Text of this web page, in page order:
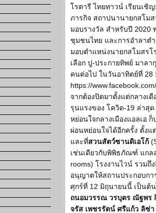
โรตารี ไทยทาวน์ เรียนเชิ
ภารกิจ สถาปนานายกสโม
มอบรางวัล สำหรับปี
ชุมชนไทย และการอำลาต
มอบตำแหน่งนายกสโมสรโ
เลือก ปู-ประกายทิพย์ มาล
คนต่อไป ในวันอาทิตย์ที่ 28
https://
จากต้องปิดมาตั้งแต่กลางเ
รุนแรงของ โควิด-19 ล่าสุด
หย่อนใจกลางเมืองแอลเอ
ผ่อนหย่อนใจได้อีกครั้ง ตั้ง
และที่สวนสัตว์ซานดิเอโก้
เช่นเดียวกับพิพิธภัณฑ์ แกล
rooms) โรงงานไวน์ รวมถึ
อนุญาตให้สถานประกอบกา
ศุกร์ที่ 12 มิถุนายนนี้ เป็น
ถนอมวรรณ วรบุตร ณัฐพร
จรัส เพชรรัตน์ ศรีแก้ว ลิซ่